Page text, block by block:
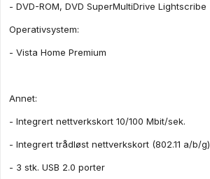
- DVD-ROM, DVD SuperMultiDrive Lightscribe
Operativsystem:
- Vista Home Premium
Annet:
- Integrert nettverkskort 10/100 Mbit/sek.
- Integrert trådløst nettverkskort (802.11 a/b/g)
- 3 stk. USB 2.0 porter